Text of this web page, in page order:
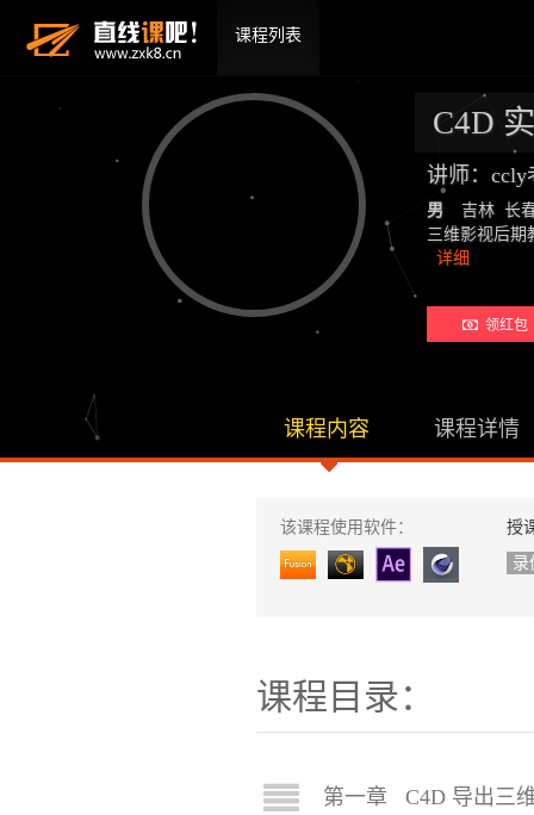
课程列表
C4D
讲师：ccly
男
吉林 长
三维影视后期
详细
领红包
课程内容 课程详情
该课程使用软件：
授
录
课程目录：
第一章 C4D 导出三